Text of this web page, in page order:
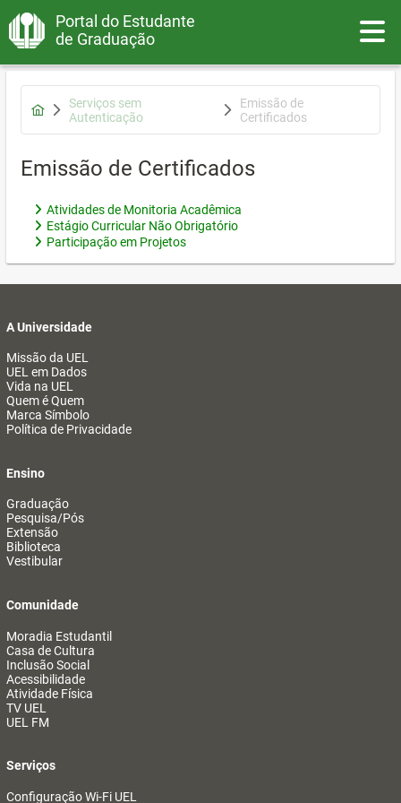
Portal do Estudante
de Graduação
Serviços sem
Autenticação
Emissão de
Certificados
Emissão de Certificados
Atividades de Monitoria Acadêmica
Estágio Curricular Não Obrigatório
Participação em Projetos
A Universidade
Missão da UEL
UEL em Dados
Vida na UEL
Quem é Quem
Marca Símbolo
Política de Privacidade
Ensino
Graduação
Pesquisa/Pós
Extensão
Biblioteca
Vestibular
Comunidade
Moradia Estudantil
Casa de Cultura
Inclusão Social
Acessibilidade
Atividade Física
TV UEL
UEL FM
Serviços
Configuração Wi-Fi UEL